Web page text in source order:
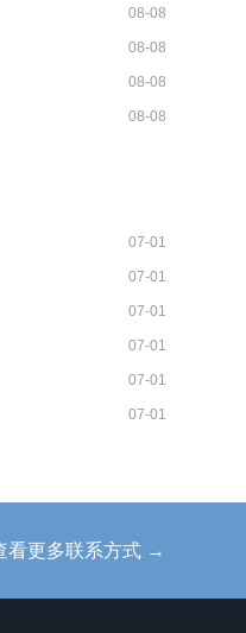
08-08
08-08
08-08
08-08
07-01
07-01
07-01
07-01
07-01
07-01
看更多联系方式 →